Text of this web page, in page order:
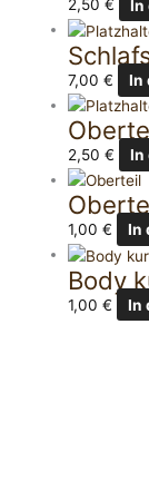
2,50€
7,00€ In
2,50€ In
1,00€ In
Body
1,00€ In